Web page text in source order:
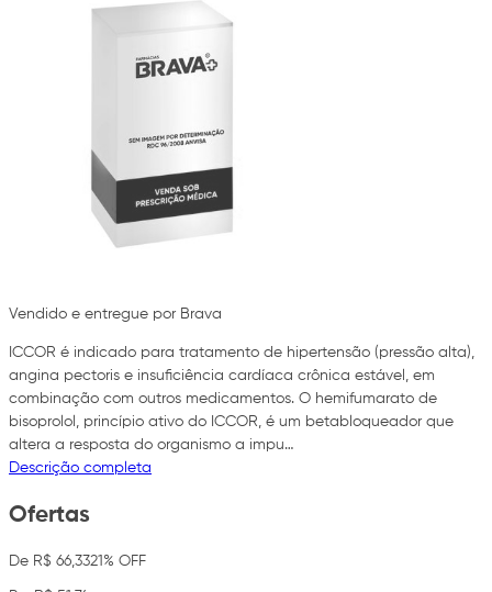
Vendido e entregue por Brava
ICCOR é indicado para tratamento de hipertensão (pressão alta),
angina pectoris e insuficiência cardíaca crônica estável, em
combinação com outros medicamentos. O hemifumarato de
bisoprolol, princípio ativo do ICCOR, é um betabloqueador que
altera a resposta do organismo a impu…
Descrição completa
Ofertas
De R$ 66,3321% OFF